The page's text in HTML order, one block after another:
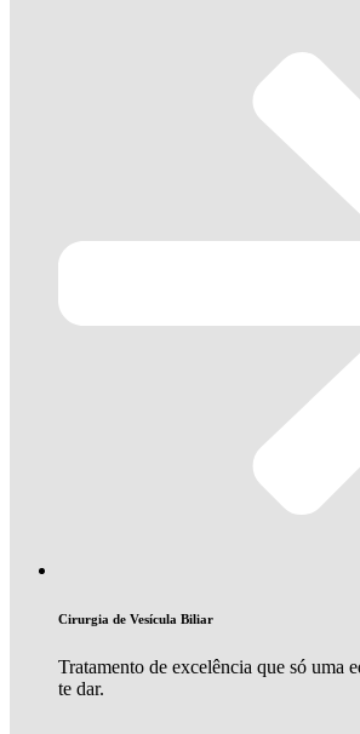
Cirurgia de Vesícula Biliar
Tratamento de excelência que só uma
te dar.